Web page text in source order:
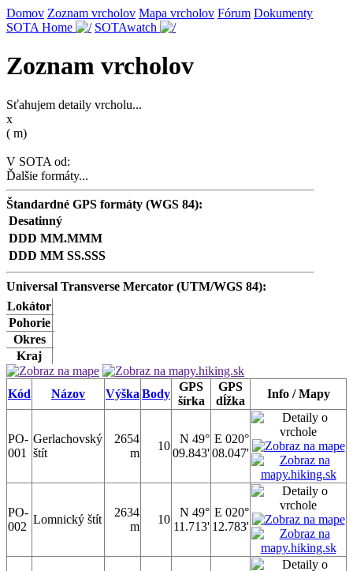
Domov Zoznam vrcholov Mapa vrcholov Fórum Dokumenty
SOTA Home
SOTAwatch
Zoznam vrcholov
Sťahujem detaily vrcholu...
x
( m)
V SOTA od:
Ďalšie formáty...
Štandardné GPS formáty (WGS 84):
Desatinný
DDD MM.MMM
DDD MM SS.SSS
Universal Transverse Mercator (UTM/WGS 84):
Lokátor
Pohorie
Okres
Kraj
Kód Názov Výška Body
GPS
šírka
GPS
dĺžka
Info / Mapy
PO-
001
Gerlachovský
štít
2654
m
10
N 49°
09.843'
E 020°
08.047'
PO-
002
Lomnický štít
2634
m
10
N 49°
11.713'
E 020°
12.783'